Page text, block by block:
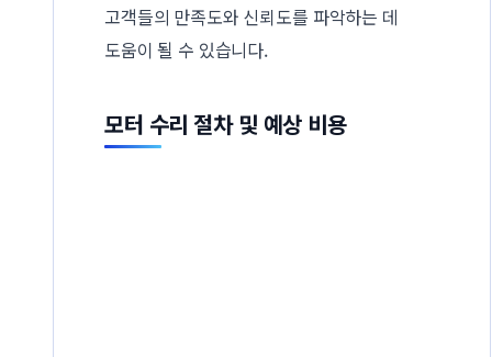
고객들의 만족도와 신뢰도를 파악하는 데
도움이 될 수 있습니다.
모터 수리 절차 및 예상 비용